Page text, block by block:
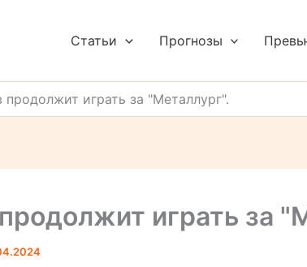
Статьи Прогнозы
играть за "Металлург".
играть за